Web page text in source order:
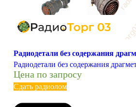
Радиодетали без содержания
Радиодетали без содержания
Цена по запросу
Сдать радиолом